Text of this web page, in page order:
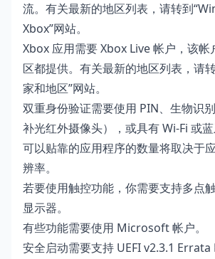
流。有关最新的地区列表，请转到
Xbox”网站。
Xbox 应用需要 Xbox Live 帐户，该帐
区都提供。有关最新的地区列表，请
家和地区”网站。
双重身份验证需要使用 PIN、生物识
补光红外摄像头），或具有 Wi-Fi 或蓝
可以贴靠的应用程序的数量将取决于
辨率。
若要使用触控功能，你需要支持多点
显示器。
有些功能需要使用 Microsoft 帐户。
安全启动需要支持 UEFI v2.3.1 Errata